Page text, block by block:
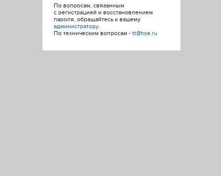
По вопросам, связанным
с регистрацией и восстановлением
пароля, обращайтесь к вашему
администратору.
По техническим вопросам - tt@hse.ru